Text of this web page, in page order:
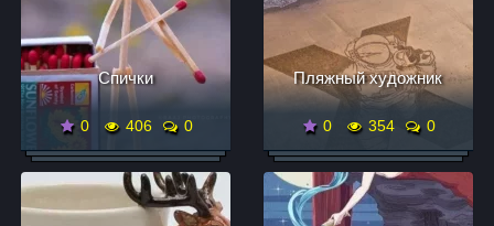
Спички
0 406 0
Пляжный художник
0 354 0